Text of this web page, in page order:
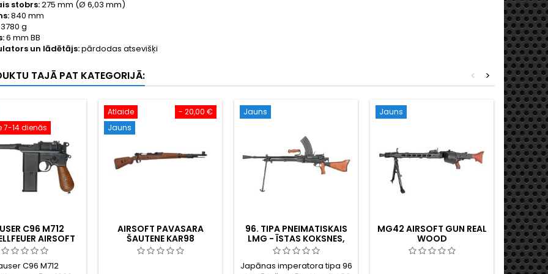
stobrs:275 mm (Ø 6,03 mm)
840 mm
3780 g
6 mm BB
un lādētājs:pārdodas atsevišķi
TAJĀ PAT KATEGORIJĀ: >
<
7-14 dienās
C96 M712
AIRSOFT
AR PLECU
- VĀCU
C96 M712
- 20,00 €
Atlaide
Jauns
AIRSOFT PAVASARA
ŠAUTENE KAR98
Jauns
96. TIPA PNEIMATISKAIS
LMG - ĪSTAS KOKSNES,
JAPĀŅU IMPERATORA
OTRĀ PASAULES KARA
VIEGLAIS LOŽMETĒJS
Japānas imperatora tipa 96
Jauns
MG42 AIRSOFT GUN REAL
WOOD
Jauns
S&T